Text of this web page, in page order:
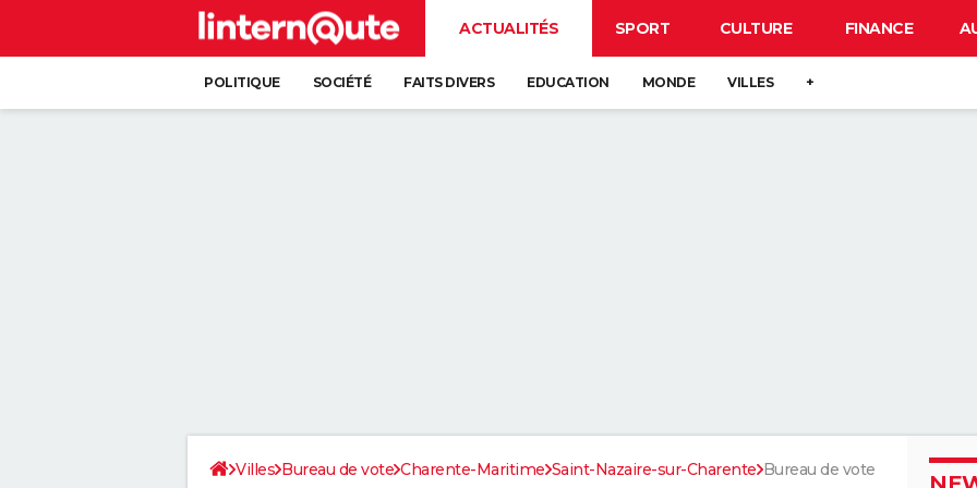
ACTUALITÉS SPORT CULTURE FINANCE
POLITIQUE SOCIÉTÉ FAITS DIVERS EDUCATION MONDE VILLES +
Villes Bureau de vote Charente-Maritime Saint-Nazaire-sur-Charente Bureau de vote